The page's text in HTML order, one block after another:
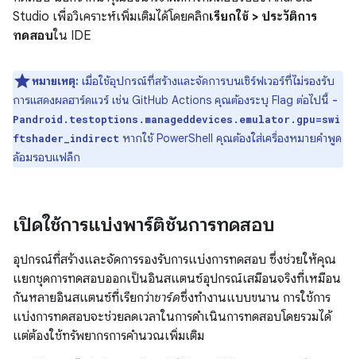
Studio เพื่อวิเคราะห์เพิ่มเติมได้โดยคลิกเรียกใช้ > ประวัติการ
ทดสอบใน IDE
หมายเหตุ: เมื่อใช้อุปกรณ์ที่สร้างและจัดการบนเซิร์ฟเวอร์ที่ไม่รองรับ
การแสดงผลฮาร์ดแวร์ เช่น GitHub Actions คุณต้องระบุ Flag ต่อไปนี้ -
Pandroid.testoptions.manageddevices.emulator.gpu=swi
ftshader_indirect หากใช้ PowerShell คุณต้องใส่เครื่องหมายคำพูด
ล้อมรอบแฟล็ก
เปิดใช้การแบ่งพาร์ติชันการทดสอบ
อุปกรณ์ที่สร้างและจัดการรองรับการแบ่งการทดสอบ ซึ่งช่วยให้คุณ
แยกชุดการทดสอบออกเป็นอินสแตนซ์อุปกรณ์เสมือนจริงที่เหมือน
กันหลายอินสแตนซ์ที่เรียกว่าชาร์ดซึ่งทำงานแบบขนาน การใช้การ
แบ่งการทดสอบจะช่วยลดเวลาในการดำเนินการทดสอบโดยรวมได้
แต่ต้องใช้ทรัพยากรการคำนวณเพิ่มเติม